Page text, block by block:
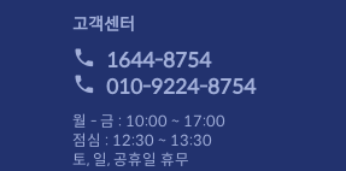
고객센터
1644-8754
010-9224-8754
월 - 금 : 10:00 ~ 17:00
점심 : 12:30 ~ 13:30
토, 일, 공휴일 휴무